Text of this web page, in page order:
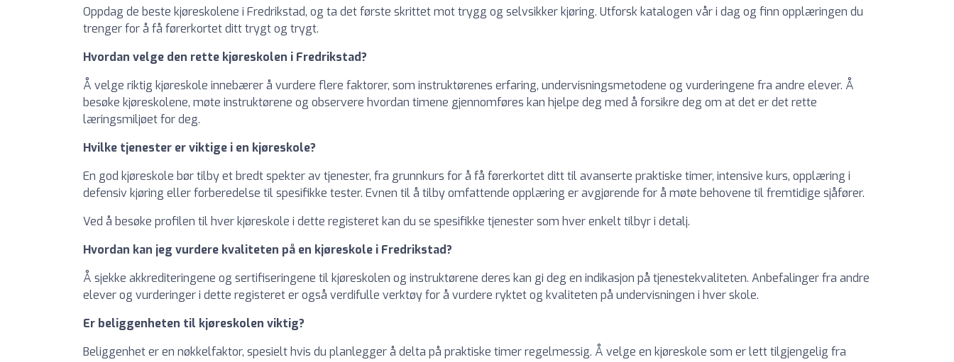
Oppdag de beste kjøreskolene i Fredrikstad, og ta det første skrittet mot trygg og selvsikker kjøring. Utforsk katalogen vår i dag og finn opplæringen du
trenger for å få førerkortet ditt trygt og trygt.
Hvordan velge den rette kjøreskolen i Fredrikstad?
Å velge riktig kjøreskole innebærer å vurdere flere faktorer, som instruktørenes erfaring, undervisningsmetodene og vurderingene fra andre elever. Å
besøke kjøreskolene, møte instruktørene og observere hvordan timene gjennomføres kan hjelpe deg med å forsikre deg om at det er det rette
læringsmiljøet for deg.
Hvilke tjenester er viktige i en kjøreskole?
En god kjøreskole bør tilby et bredt spekter av tjenester, fra grunnkurs for å få førerkortet ditt til avanserte praktiske timer, intensive kurs, opplæring i
defensiv kjøring eller forberedelse til spesifikke tester. Evnen til å tilby omfattende opplæring er avgjørende for å møte behovene til fremtidige sjåfører.
Ved å besøke profilen til hver kjøreskole i dette registeret kan du se spesifikke tjenester som hver enkelt tilbyr i detalj.
Hvordan kan jeg vurdere kvaliteten på en kjøreskole i Fredrikstad?
Å sjekke akkrediteringene og sertifiseringene til kjøreskolen og instruktørene deres kan gi deg en indikasjon på tjenestekvaliteten. Anbefalinger fra andre
elever og vurderinger i dette registeret er også verdifulle verktøy for å vurdere ryktet og kvaliteten på undervisningen i hver skole.
Er beliggenheten til kjøreskolen viktig?
Beliggenhet er en nøkkelfaktor, spesielt hvis du planlegger å delta på praktiske timer regelmessig. Å velge en kjøreskole som er lett tilgjengelig fra